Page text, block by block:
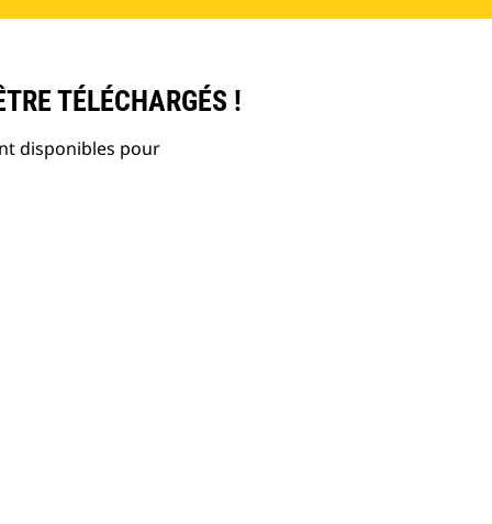
TÉLÉCHARGÉS !
disponibles pour